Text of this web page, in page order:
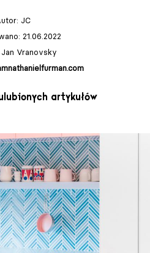
JC
21.06.2022
Vranovsky
artykułów